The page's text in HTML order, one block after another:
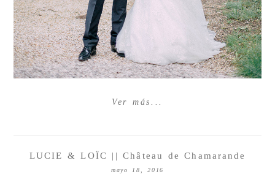
Ver más...
LUCIE & LOÏC || Château de Chamarande
mayo 18, 2016